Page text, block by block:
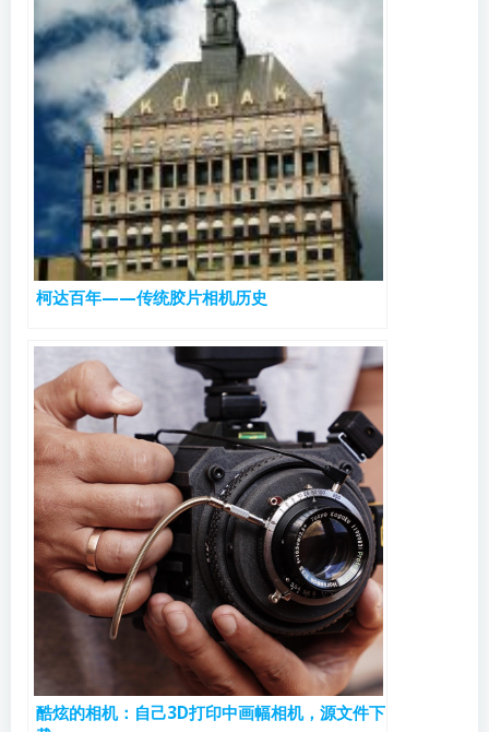
柯达百年——传统胶片相机历史
酷炫的相机：自己3D打印中画幅相机，源文件下